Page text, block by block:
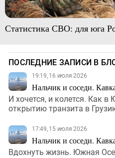
Статистика СВО: для юга
ПОСЛЕДНИЕ ЗАПИСИ В
19:19, 16 июля 2026
Нальчик и соседи.
И хочется, и колется. Как
открытию транзита в
17:49, 15 июля 2026
Нальчик и соседи.
Вдохнуть жизнь. Южная